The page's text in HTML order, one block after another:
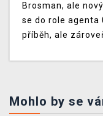
Brosman, ale
se do role agenta
příběh, ale
Mohlo by se